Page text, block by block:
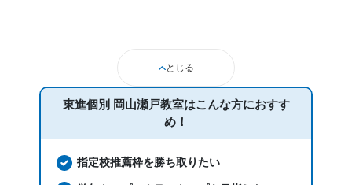
とじる
東進個別 岡山瀬戸教室はこんな方におすす
め！
指定校推薦枠を勝ち取りたい